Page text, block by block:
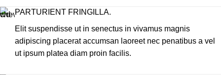
PARTURIENT FRINGILLA.
Elit suspendisse ut in senectus in vivamus magnis
adipiscing placerat accumsan laoreet nec penatibus a vel
ut ipsum platea diam proin facilis.